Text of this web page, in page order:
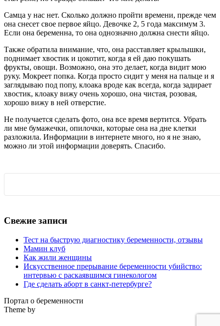
Самца у нас нет. Сколько должно пройти времени, прежде чем
она снесет свое первое яйцо. Девочке 2, 5 года максимум 3.
Если она беременна, то она однозначно должна снести яйцо.
Также обратила внимание, что, она расставляет крылышки,
поднимает хвостик и цокотит, когда я ей даю покушать
фрукты, овощи. Возможно, она это делает, когда видит мою
руку. Мокреет попка. Когда просто сидит у меня на пальце и я
заглядываю под попу, клоака вроде как всегда, когда задирает
хвостик, клоаку вижу очень хорошо, она чистая, розовая,
хорошо вижу в ней отверстие.
Не получается сделать фото, она все время вертится. Убрать
ли мне бумажечки, опилочки, которые она на дне клетки
разложила. Информации в интернете много, но я не знаю,
можно ли этой информации доверять. Спасибо.
Свежие записи
Тест на быструю диагностику беременности, отзывы
Мамин клуб
Как жили женщины
Искусственное прерывание беременности убийство:
интервью с раскаявшимся гинекологом
Где сделать аборт в санкт-петербурге?
Портал о беременности
Theme by